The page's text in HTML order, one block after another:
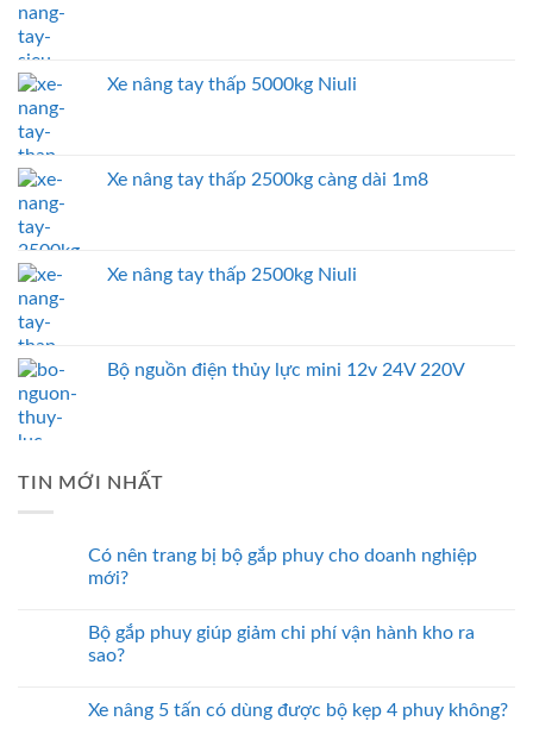
Xe nâng tay thấp 5000kg Niuli
Xe nâng tay thấp 2500kg càng dài 1m8
Xe nâng tay thấp 2500kg Niuli
Bộ nguồn điện thủy lực mini 12v 24V 220V
TIN MỚI NHẤT
Có nên trang bị bộ gắp phuy cho doanh nghiệp
mới?
Bộ gắp phuy giúp giảm chi phí vận hành kho ra
sao?
Xe nâng 5 tấn có dùng được bộ kẹp 4 phuy không?